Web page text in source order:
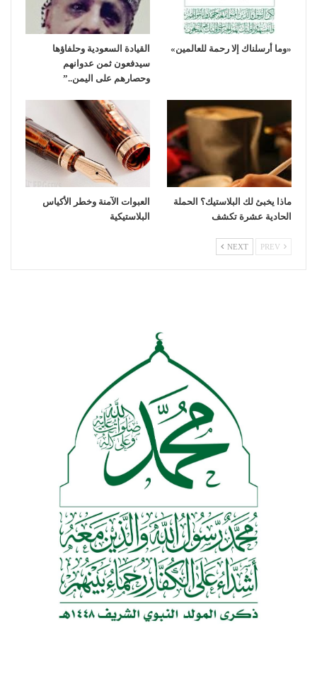
«وما أرسلناك إلا رحمة للعالمين»
القيادة السعودية وحلفاؤها
سيدفعون ثمن عدوانهم
وحصارهم على اليمن..”
ماذا يخبئ لك البلاستيك؟ الحملة
الحادية عشرة تكشف
العبوات الآمنة وخطر الأكياس
البلاستيكية
NEXT